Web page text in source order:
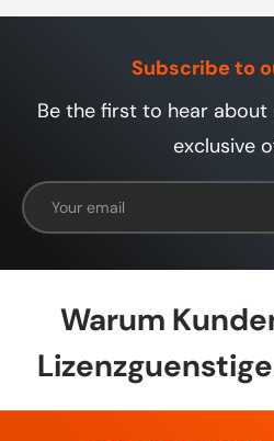
unser Support. Sichere
Subscribe to
Be the first to hear
exclusive
Email
Warum